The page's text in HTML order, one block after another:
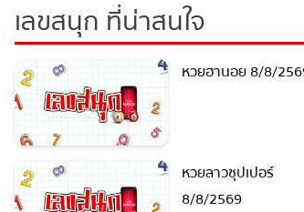
เลขสนุก ที่น่าสนใจ
หวยฮานอย 8/8/2569
หวยลาวซุปเปอร์
8/8/2569